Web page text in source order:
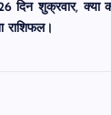
दिन शुक्रवार, क्या
राशिफल।